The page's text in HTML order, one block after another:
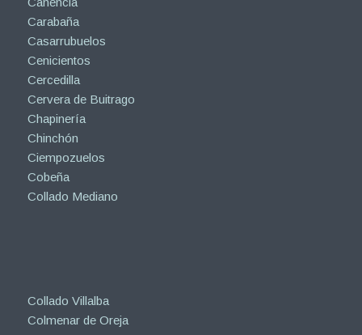
Campo Real
Canencia
Carabaña
Casarrubuelos
Cenicientos
Cercedilla
Cervera de Buitrago
Chapinería
Chinchón
Ciempozuelos
Cobeña
Collado Villalba